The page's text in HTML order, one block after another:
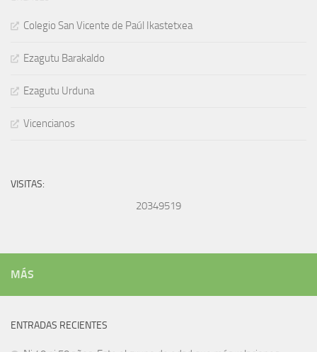
Colegio San Vicente de Paúl Ikastetxea
Ezagutu Barakaldo
Ezagutu Urduna
Vicencianos
VISITAS:
20349519
MÁS
ENTRADAS RECIENTES